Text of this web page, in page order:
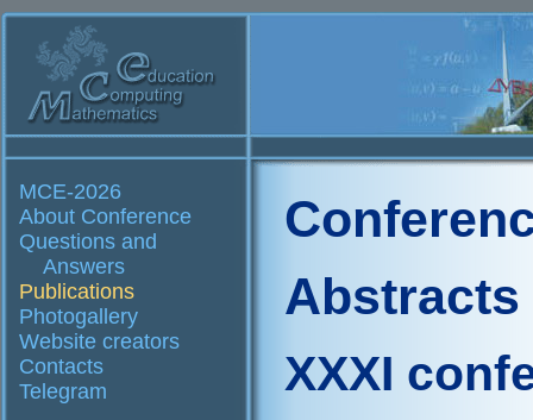
MCE-2026
About Conference
Questions and
Answers
Publications
Photogallery
Website creators
Contacts
Telegram
Abstracts
XXXI